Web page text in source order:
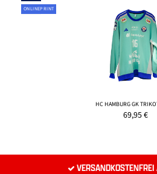
ONLINEPRINT
HC HAMBURG GK
69,95€